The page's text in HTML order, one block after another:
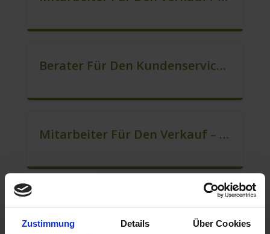
Zustimmung Details Über Cookies
Berater Für Den Kundenservice (m/w/d)
Mitarbeiter Für Den Verkauf – Quereinstieg Möglich (m/w/d)
Mitarbeiter Verkauf – Festanstellung (m/w/d)